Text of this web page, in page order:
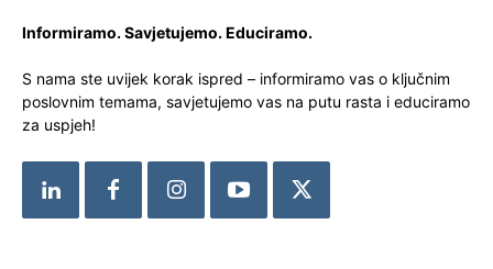
Informiramo. Savjetujemo. Educiramo.
S nama ste uvijek korak ispred – informiramo vas o ključnim
poslovnim temama, savjetujemo vas na putu rasta i educiramo
za uspjeh!